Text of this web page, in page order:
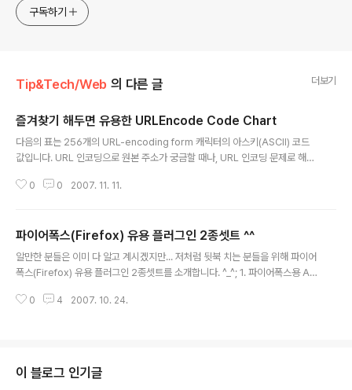
구독하기
Tip&Tech/Web 의 다른 글 더보기
즐겨찾기 해두면 유용한 URLEncode Code Chart
다음의 표는 256개의 URL-encoding form 캐릭터의 아스키(ASCII) 코드
값입니다. URL 인코딩으로 원본 주소가 궁금할 때나, URL 인코딩 문제로 해당
는 값은 스페이스(%20), &(%26), +(%2b) 등이 있겠네요... 표가 잘리네요 ^_
c %0d %0e %0f %10 %11 %12 %13 %14 %15 %16 %17 %18 %19
%1a %1b %1c %1d %1e %1f %20 %2..
0 0 2007. 11. 11.
파이어폭스(Firefox) 유용 플러그인 2종셋트 ^^
알만한 분들은 이미 다 알고 계시겠지만... 저처럼 뒷북 치는 분들을 위해 파이어
폭스(Firefox) 유용 플러그인 2종셋트를 소개합니다. ^_^; 1. 파이어폭스용 All
e 설 명 : 여러 가지 기능을 마우스 동작으로 실행할 수 있게 해주는 확장 기능입
One Gestures 0.18.0 에 해당하는 설정을 클릭하신 후에 편집하시면 됩니
다. (엄청 쉬..
0 4 2007. 10. 24.
이 블로그 인기글